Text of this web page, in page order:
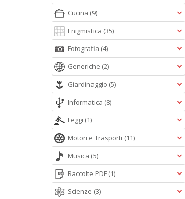
Cucina (9)
Enigmistica (35)
Fotografia (4)
Generiche (2)
Giardinaggio (5)
Informatica (8)
Leggi (1)
Motori e Trasporti (11)
Musica (5)
Raccolte PDF (1)
Scienze (3)